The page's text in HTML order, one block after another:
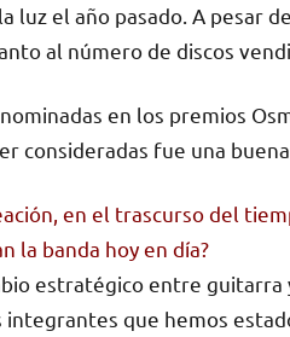
luz el año pasado. A pesar
al número de discos
en los premios
consideradas fue una
en el trascurso del
la banda hoy en día?
estratégico entre
que hemos